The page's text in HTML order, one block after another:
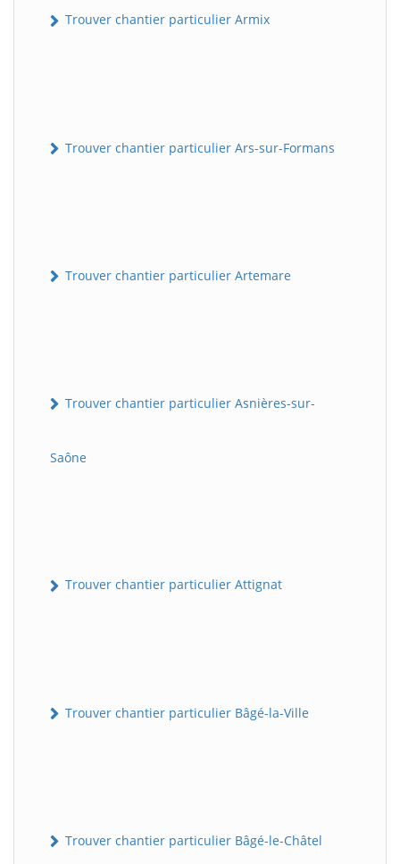
Trouver chantier particulier Armix
Trouver chantier particulier Ars-sur-Formans
Trouver chantier particulier Artemare
Trouver chantier particulier Asnières-sur-
Saône
Trouver chantier particulier Attignat
Trouver chantier particulier Bâgé-la-Ville
Trouver chantier particulier Bâgé-le-Châtel